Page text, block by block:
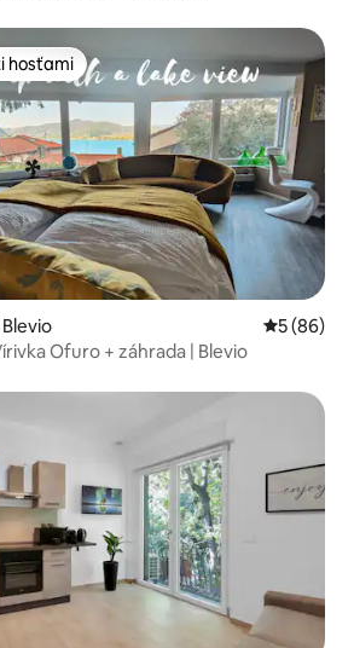
hosťami
hosťami
5 (86)
Ofuro + záhrada | Blevio